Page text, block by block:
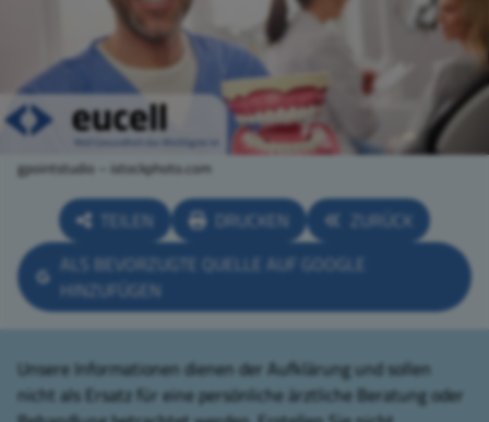
gpointstudio – istockphoto.com
TEILEN DRUCKEN
ZURÜCK
ALS BEVORZUGTE QUELLE AUF GOOGLE
HINZUFÜGEN
Unsere Informationen dienen der Aufklärung und sollen
nicht als Ersatz für eine persönliche ärztliche Beratung oder